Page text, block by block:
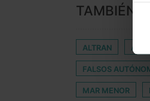
TAMBIÉN
ALTRAN
FALSOS
MAR MENOR